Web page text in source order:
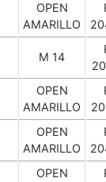
OPEN
AMARILLO
M 14
OPEN
AMARILLO
OPEN
AMARILLO
OPEN